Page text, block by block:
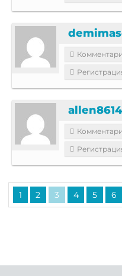
1 2 3 4 5 6